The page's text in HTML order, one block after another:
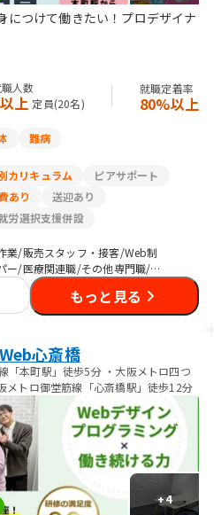
につけて働きたい！プロデザイナ
人数
上 定員(20名)
就職定着率
80%以上
難病
カリキュラム
ピアサポート
あり
送迎あり
労選択支援併設
業/販売スタッフ・接客/Web制
ー/医療関連職/その他専門職/マ
もっと見る
心斎橋
「本町駅」徒歩5分 ・大阪メトロ四つ
メトロ御堂筋線「心斎橋駅」徒歩12分
+4